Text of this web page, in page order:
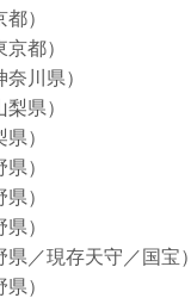
都）
京都）
奈川県）
梨県）
県）
県）
県）
県）
県／現存天守／国宝）
県）